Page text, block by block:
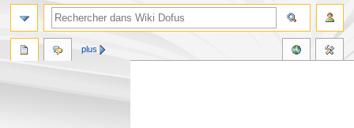
plus